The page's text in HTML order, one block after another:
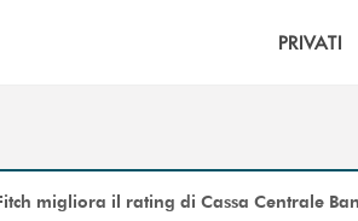
PRIVATI
migliora il rating di Cassa Centrale